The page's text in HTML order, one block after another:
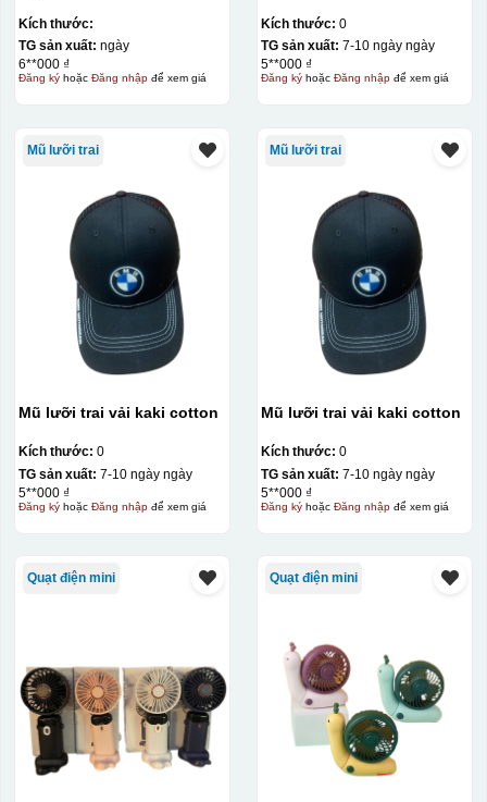
Kích thước:
TG sản xuất: ngày
6**000 ₫
Đăng kýhoặc Đăng nhậpđể xem giá
Kích thước: 0
TG sản xuất: 7-10 ngày ngày
5**000 ₫
Đăng kýhoặc Đăng nhậpđể xem giá
Mũ lưỡi trai
Mũ lưỡi trai vải kaki cotton
Kích thước: 0
TG sản xuất: 7-10 ngày ngày
5**000 ₫
Đăng kýhoặc Đăng nhậpđể xem giá
Mũ lưỡi trai
Mũ lưỡi trai vải kaki cotton
Kích thước: 0
TG sản xuất: 7-10 ngày ngày
5**000 ₫
Đăng kýhoặc Đăng nhậpđể xem giá
Quạt điện mini Quạt điện mini